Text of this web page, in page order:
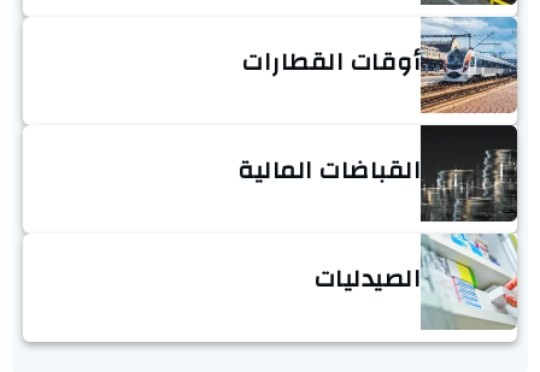
أوقات القطارات
القباضات المالية
الصيدليات